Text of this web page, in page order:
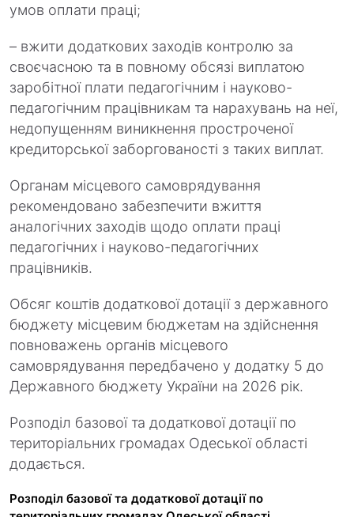
умов оплати праці;
– вжити додаткових заходів контролю за
своєчасною та в повному обсязі виплатою
заробітної плати педагогічним і науково-
педагогічним працівникам та нарахувань на неї,
недопущенням виникнення простроченої
кредиторської заборгованості з таких виплат.
Органам місцевого самоврядування
рекомендовано забезпечити вжиття
аналогічних заходів щодо оплати праці
педагогічних і науково-педагогічних
працівників.
Обсяг коштів додаткової дотації з державного
бюджету місцевим бюджетам на здійснення
повноважень органів місцевого
самоврядування передбачено у додатку 5 до
Державного бюджету України на 2026 рік.
Розподіл базової та додаткової дотації по
територіальних громадах Одеської області
додається.
Розподіл базової та додаткової дотації по